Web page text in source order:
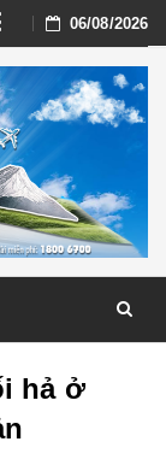
06/08/2026
hả ở